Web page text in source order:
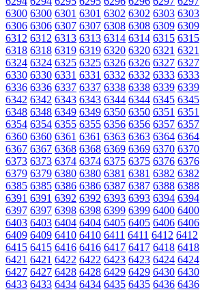
6300 6300 6301 6301 6302 6302 6303 6303
6306 6306 6307 6307 6308 6308 6309 6309
6312 6312 6313 6313 6314 6314 6315 6315
6318 6318 6319 6319 6320 6320 6321 6321
6324 6324 6325 6325 6326 6326 6327 6327
6330 6330 6331 6331 6332 6332 6333 6333
6336 6336 6337 6337 6338 6338 6339 6339
6342 6342 6343 6343 6344 6344 6345 6345
6348 6348 6349 6349 6350 6350 6351 6351
6354 6354 6355 6355 6356 6356 6357 6357
6360 6360 6361 6361 6363 6363 6364 6364
6367 6367 6368 6368 6369 6369 6370 6370
6373 6373 6374 6374 6375 6375 6376 6376
6379 6379 6380 6380 6381 6381 6382 6382
6385 6385 6386 6386 6387 6387 6388 6388
6391 6391 6392 6392 6393 6393 6394 6394
6397 6397 6398 6398 6399 6399 6400 6400
6403 6403 6404 6404 6405 6405 6406 6406
6409 6409 6410 6410 6411 6411 6412 6412
6415 6415 6416 6416 6417 6417 6418 6418
6421 6421 6422 6422 6423 6423 6424 6424
6427 6427 6428 6428 6429 6429 6430 6430
6433 6433 6434 6434 6435 6435 6436 6436